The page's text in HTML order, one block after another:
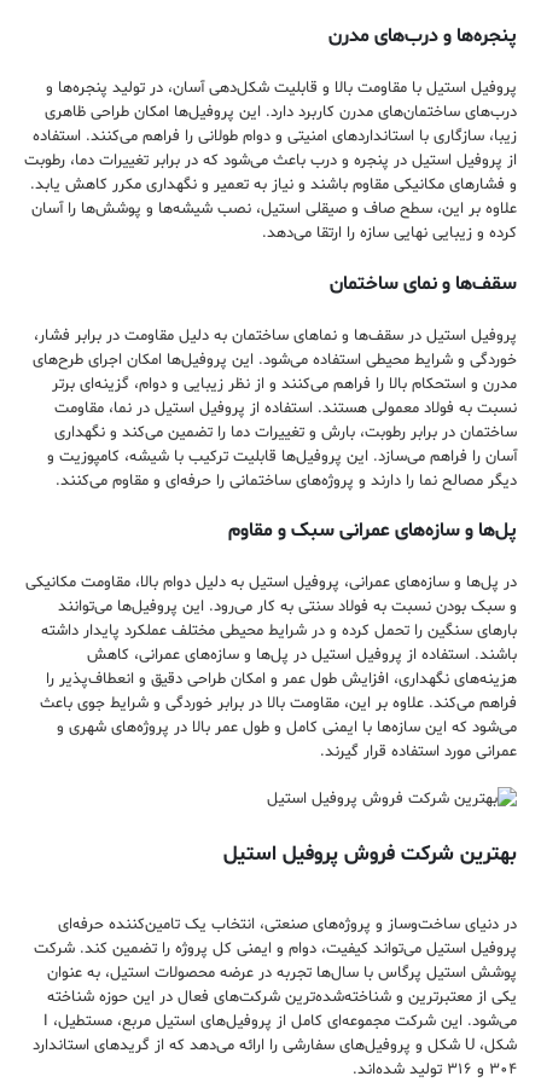
پنجره‌ها و درب‌های مدرن
پروفیل استیل با مقاومت بالا و قابلیت شکل‌دهی آسان، در تولید پنجره‌ها و
درب‌های ساختمان‌های مدرن کاربرد دارد. این پروفیل‌ها امکان طراحی ظاهری
زیبا، سازگاری با استانداردهای امنیتی و دوام طولانی را فراهم می‌کنند. استفاده
از پروفیل استیل در پنجره و درب باعث می‌شود که در برابر تغییرات دما، رطوبت
و فشارهای مکانیکی مقاوم باشند و نیاز به تعمیر و نگهداری مکرر کاهش یابد.
علاوه بر این، سطح صاف و صیقلی استیل، نصب شیشه‌ها و پوشش‌ها را آسان
کرده و زیبایی نهایی سازه را ارتقا می‌دهد.
سقف‌ها و نمای ساختمان
پروفیل استیل در سقف‌ها و نماهای ساختمان به دلیل مقاومت در برابر فشار،
خوردگی و شرایط محیطی استفاده می‌شود. این پروفیل‌ها امکان اجرای طرح‌های
مدرن و استحکام بالا را فراهم می‌کنند و از نظر زیبایی و دوام، گزینه‌ای برتر
نسبت به فولاد معمولی هستند. استفاده از پروفیل استیل در نما، مقاومت
ساختمان در برابر رطوبت، بارش و تغییرات دما را تضمین می‌کند و نگهداری
آسان را فراهم می‌سازد. این پروفیل‌ها قابلیت ترکیب با شیشه، کامپوزیت و
دیگر مصالح نما را دارند و پروژه‌های ساختمانی را حرفه‌ای و مقاوم می‌کنند.
پل‌ها و سازه‌های عمرانی سبک و مقاوم
در پل‌ها و سازه‌های عمرانی، پروفیل استیل به دلیل دوام بالا، مقاومت مکانیکی
و سبک بودن نسبت به فولاد سنتی به کار می‌رود. این پروفیل‌ها می‌توانند
بارهای سنگین را تحمل کرده و در شرایط محیطی مختلف عملکرد پایدار داشته
باشند. استفاده از پروفیل استیل در پل‌ها و سازه‌های عمرانی، کاهش
هزینه‌های نگهداری، افزایش طول عمر و امکان طراحی دقیق و انعطاف‌پذیر را
فراهم می‌کند. علاوه بر این، مقاومت بالا در برابر خوردگی و شرایط جوی باعث
می‌شود که این سازه‌ها با ایمنی کامل و طول عمر بالا در پروژه‌های شهری و
عمرانی مورد استفاده قرار گیرند.
بهترین شرکت فروش پروفیل استیل
در دنیای ساخت‌وساز و پروژه‌های صنعتی، انتخاب یک تامین‌کننده حرفه‌ای
پروفیل استیل می‌تواند کیفیت، دوام و ایمنی کل پروژه را تضمین کند. شرکت
پوشش استیل پرگاس با سال‌ها تجربه در عرضه محصولات استیل، به عنوان
یکی از معتبرترین و شناخته‌شده‌ترین شرکت‌های فعال در این حوزه شناخته
می‌شود. این شرکت مجموعه‌ای کامل از پروفیل‌های استیل مربع، مستطیل، I
شکل، U شکل و پروفیل‌های سفارشی را ارائه می‌دهد که از گریدهای استاندارد
۳۰۴ و ۳۱۶ تولید شده‌اند.